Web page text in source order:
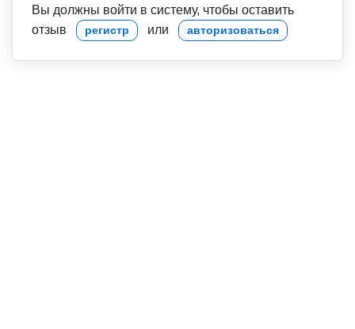
Вы должны войти в систему, чтобы оставить
отзыв
регистр или авторизоваться